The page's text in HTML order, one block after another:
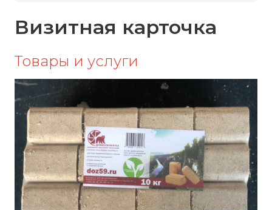
Визитная карточка
Товары и услуги